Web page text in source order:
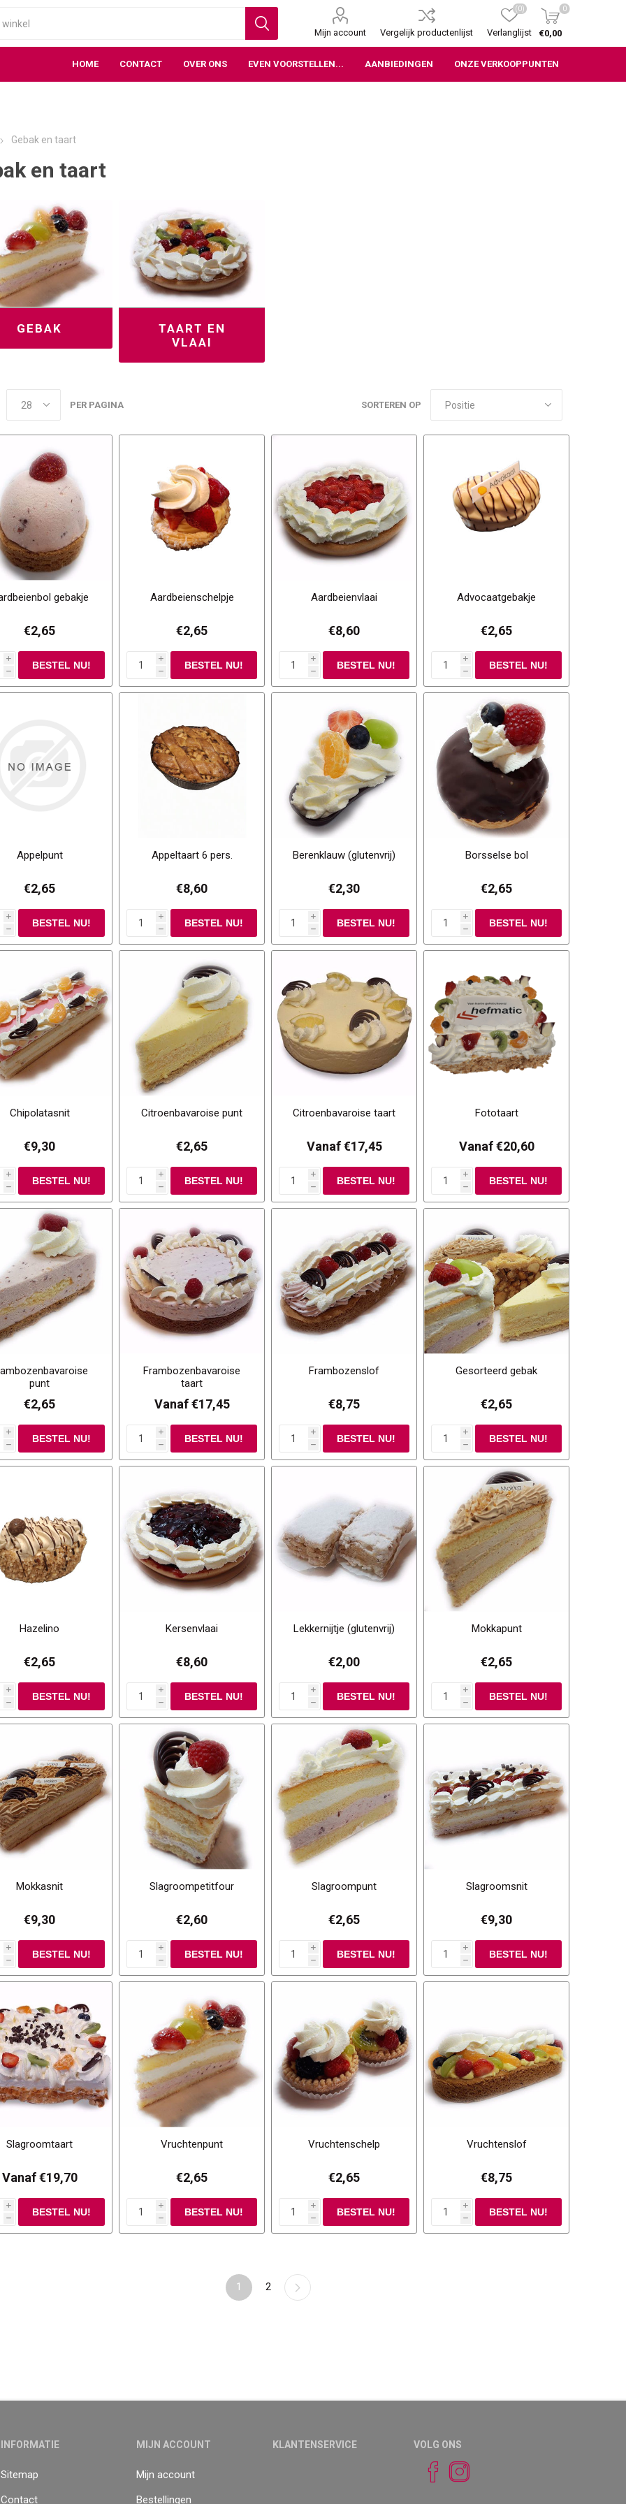
Mijn account Vergelijk productenlijst Verlanglijst
(0) 0
€0,00
HOME CONTACT OVER ONS EVEN VOORSTELLEN... AANBIEDINGEN ONZE VERKOOPPUNTEN
Gebak en taart
en taart
GEBAK
TAART EN
VLAAI
SORTEREN OP
PER PAGINA
gebakje
€2,65
i
h
Aardbeienschelpje
€2,65
i
h
Aardbeienvlaai
€8,60
i
h
Advocaatgebakje
€2,65
i
h
Appelpunt
€2,65
i
h
Appeltaart 6 pers.
€8,60
i
h
Berenklauw (glutenvrij)
€2,30
i
h
Borsselse bol
€2,65
i
h
Chipolatasnit
€9,30
i
h
Citroenbavaroise punt
€2,65
i
h
Citroenbavaroise taart
Vanaf €17,45
i
h
Fototaart
Vanaf €20,60
i
h
punt
€2,65
i
h
Frambozenbavaroise
taart
Vanaf €17,45
i
h
Frambozenslof
€8,75
i
h
Gesorteerd gebak
€2,65
i
h
Hazelino
€2,65
i
h
Kersenvlaai
€8,60
i
h
Lekkernijtje (glutenvrij)
€2,00
i
h
Mokkapunt
€2,65
i
h
Mokkasnit
€9,30
i
h
Slagroompetitfour
€2,60
i
h
Slagroompunt
€2,65
i
h
Slagroomsnit
€9,30
i
h
Slagroomtaart
Vanaf €19,70
i
h
Vruchtenpunt
€2,65
i
h
Vruchtenschelp
€2,65
i
h
Vruchtenslof
€8,75
i
h
1 2
INFORMATIE
Sitemap
Contact
MIJN ACCOUNT
Mijn account
Bestellingen
KLANTENSERVICE VOLG ONS